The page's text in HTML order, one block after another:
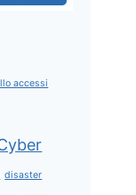
accessi
disaster